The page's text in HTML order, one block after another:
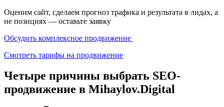
Оценим сайт, сделаем прогноз трафика и результата в лидах, а
не позициях — оставьте заявку
Обсудить комплексное продвижение
Смотреть тарифы на продвижение
Четыре причины выбрать SEO-
продвижение в Mihaylov.Digital